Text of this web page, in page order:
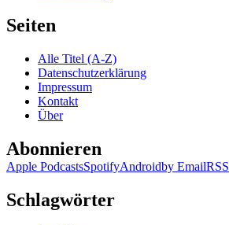
Seiten
Alle Titel (A-Z)
Datenschutzerklärung
Impressum
Kontakt
Über
Abonnieren
Apple PodcastsSpotifyAndroidby EmailRSS
Schlagwörter